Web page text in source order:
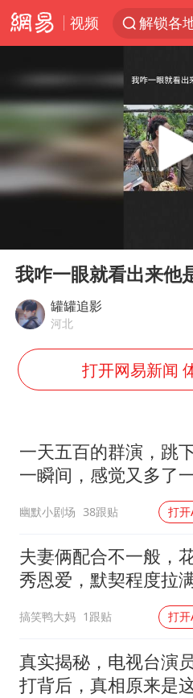
视频
解锁各
四川宜
白海豚
香港宏
刘浩存
万岁山
戚薇谈
多个明
习近平
Play
我咋一眼就看出来他
罐罐追影
河北
打开网易新闻
一天五百的群演，跳
一瞬间，感觉又多了
幽默小剧场 38跟贴 打开
夫妻俩配合不一般，
秀恩爱，默契程度拉
搞笑鸭大妈 1跟贴 打开
真实揭秘，电视台演
打背后，真相原来是